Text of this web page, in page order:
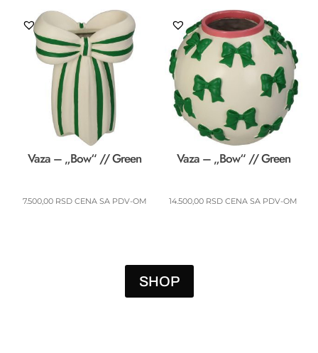
Vaza – „Bow“ // Green
7.500,00 RSD CENA SA PDV-OM
Vaza – „Bow“ // Green
14.500,00 RSD CENA SA PDV-OM
SHOP